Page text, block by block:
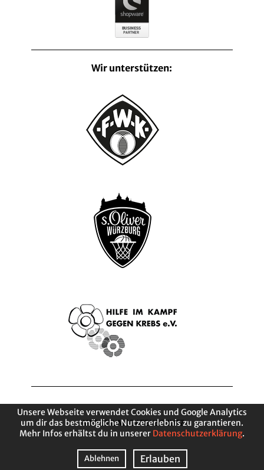
Wir unterstützen:
IMPRESSUM|DATENSCHUTZ
Unsere Webseite verwendet Cookies und Google Analytics
um dir das bestmögliche Nutzererlebnis zu garantieren.
Mehr Infos erhältst du in unserer Datenschutzerklärung.
Ablehnen Erlauben